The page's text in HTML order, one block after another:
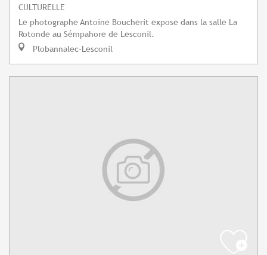
CULTURELLE
Le photographe Antoine Boucherit expose dans la salle La
Rotonde au Sémpahore de Lesconil.
Plobannalec-Lesconil